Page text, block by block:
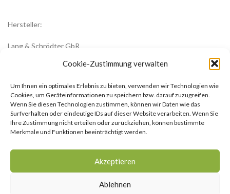
Cookie-Zustimmung verwalten
Um Ihnen ein optimales Erlebnis zu bieten, verwenden wir Technologien wie
Cookies, um Geräteinformationen zu speichern bzw. darauf zuzugreifen.
Wenn Sie diesen Technologien zustimmen, können wir Daten wie das
Surfverhalten oder eindeutige IDs auf dieser Website verarbeiten. Wenn Sie
Ihre Zustimmung nicht erteilen oder zurückziehen, können bestimmte
Merkmale und Funktionen beeinträchtigt werden.
Akzeptieren
Ablehnen
Hersteller:
Lang & Schrödter GbR
Königsberger Str. 8
office@zwiebelblueher.de
AGB